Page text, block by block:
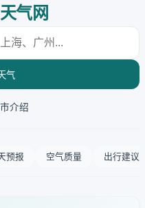
气网
气
介绍
预报 空气质量 出行建议